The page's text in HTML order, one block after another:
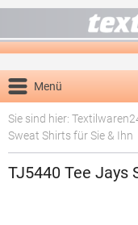
Menü
Sie sind hier:
Sweat Shirts für Sie & Ihn
TJ5440 Tee Jays